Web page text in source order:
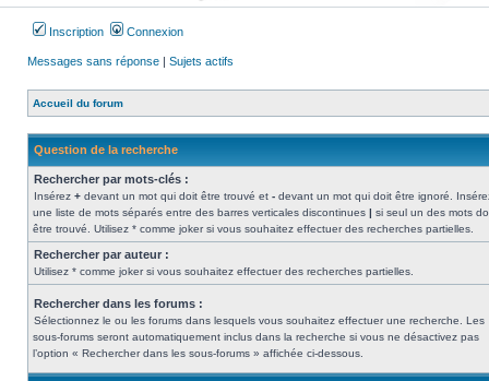
Inscription Connexion
Messages sans réponse | Sujets actifs
Accueil du forum
Question de la recherche
Rechercher par mots-clés :
Insérez + devant un mot qui doit être trouvé et - devant un mot qui doit être ignoré.
une liste de mots séparés entre des barres verticales discontinues | si seul un des mots
être trouvé. Utilisez * comme joker si vous souhaitez effectuer des recherches partielles.
Rechercher par auteur :
Utilisez * comme joker si vous souhaitez effectuer des recherches partielles.
Rechercher dans les forums :
Sélectionnez le ou les forums dans lesquels vous souhaitez effectuer une recherche. Les
sous-forums seront automatiquement inclus dans la recherche si vous ne désactivez pas
l’option « Rechercher dans les sous-forums » affichée ci-dessous.